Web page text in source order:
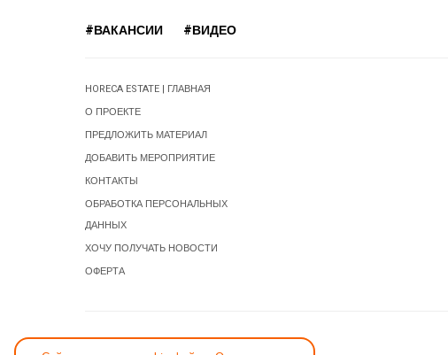
#ВАКАНСИИ #ВИДЕО
HORECA ESTATE | ГЛАВНАЯ
О ПРОЕКТЕ
ПРЕДЛОЖИТЬ МАТЕРИАЛ
ДОБАВИТЬ МЕРОПРИЯТИЕ
КОНТАКТЫ
ОБРАБОТКА ПЕРСОНАЛЬНЫХ
ДАННЫХ
ХОЧУ ПОЛУЧАТЬ НОВОСТИ
ОФЕРТА